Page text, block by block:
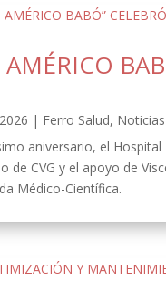
| Ferro Salud, Noticias
aniversario, el
de CVG y el apoyo de
Médico-Científica.